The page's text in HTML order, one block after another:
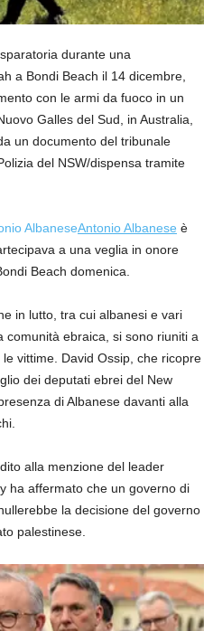
durante una
a Bondi Beach il 14 dicembre,
con le armi da fuoco in un
Galles del Sud, in Australia,
un documento del tribunale
del NSW/dispensa tramite
AlbaneseAntonio Albanese è
a una veglia in onore
Beach domenica.
in lutto, tra cui albanesi e vari
comunità ebraica, si sono riuniti a
vittime. David Ossip, che ricopre
dei deputati ebrei del New
di Albanese davanti alla
alla menzione del leader
ha affermato che un governo di
la decisione del governo
palestinese.